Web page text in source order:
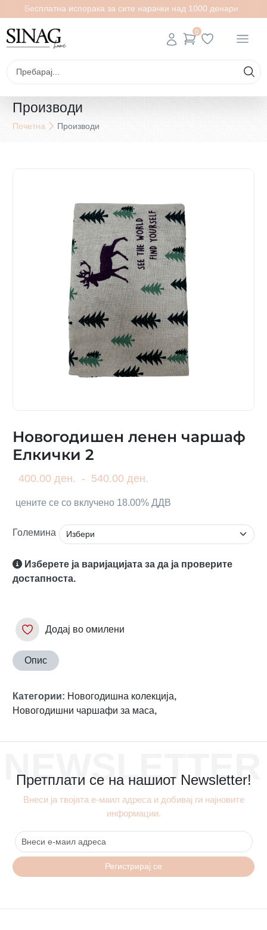
Бесплатна испорака за сите нарачки над 1000 денари
0
Производи
Почетна Производи
Новогодишен ленен чаршаф
Елкички 2
400.00 ден. - 540.00 ден.
цените се со вклучено 18.00% ДДВ
Големина
Изберете ја варијацијата за да ја проверите
достапноста.
Додај во омилени
Опис
Категории: Новогодишна колекција,
Новогодишни чаршафи за маса,
NEWSLETTER
Претплати се на нашиот Newsletter!
Внеси ја твојата е-маил адреса и добивај ги најновите
информации.
Регистрирај се